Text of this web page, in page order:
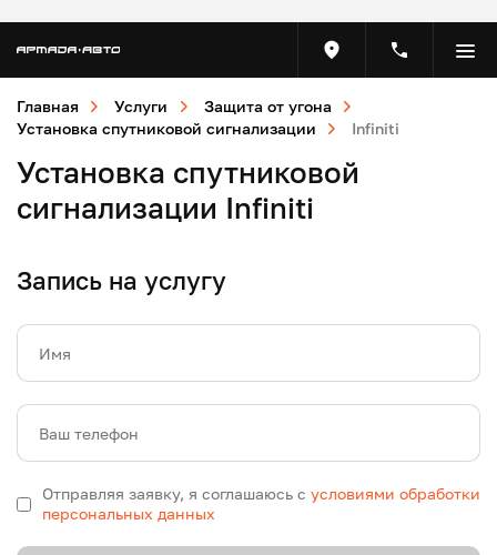
Главная Услуги
Защита от угона
Установка спутниковой сигнализации
Infiniti
Установка спутниковой
сигнализации Infiniti
Запись на услугу
Имя
Ваш телефон
Отправляя заявку, я соглашаюсь с условиями обработки
персональных данных